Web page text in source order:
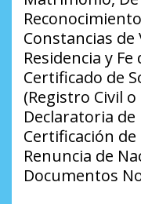
Constancias de
Residencia y Fe
Certificado de
(Registro Civil
Declaratoria
Certificación
Renuncia de
Documentos